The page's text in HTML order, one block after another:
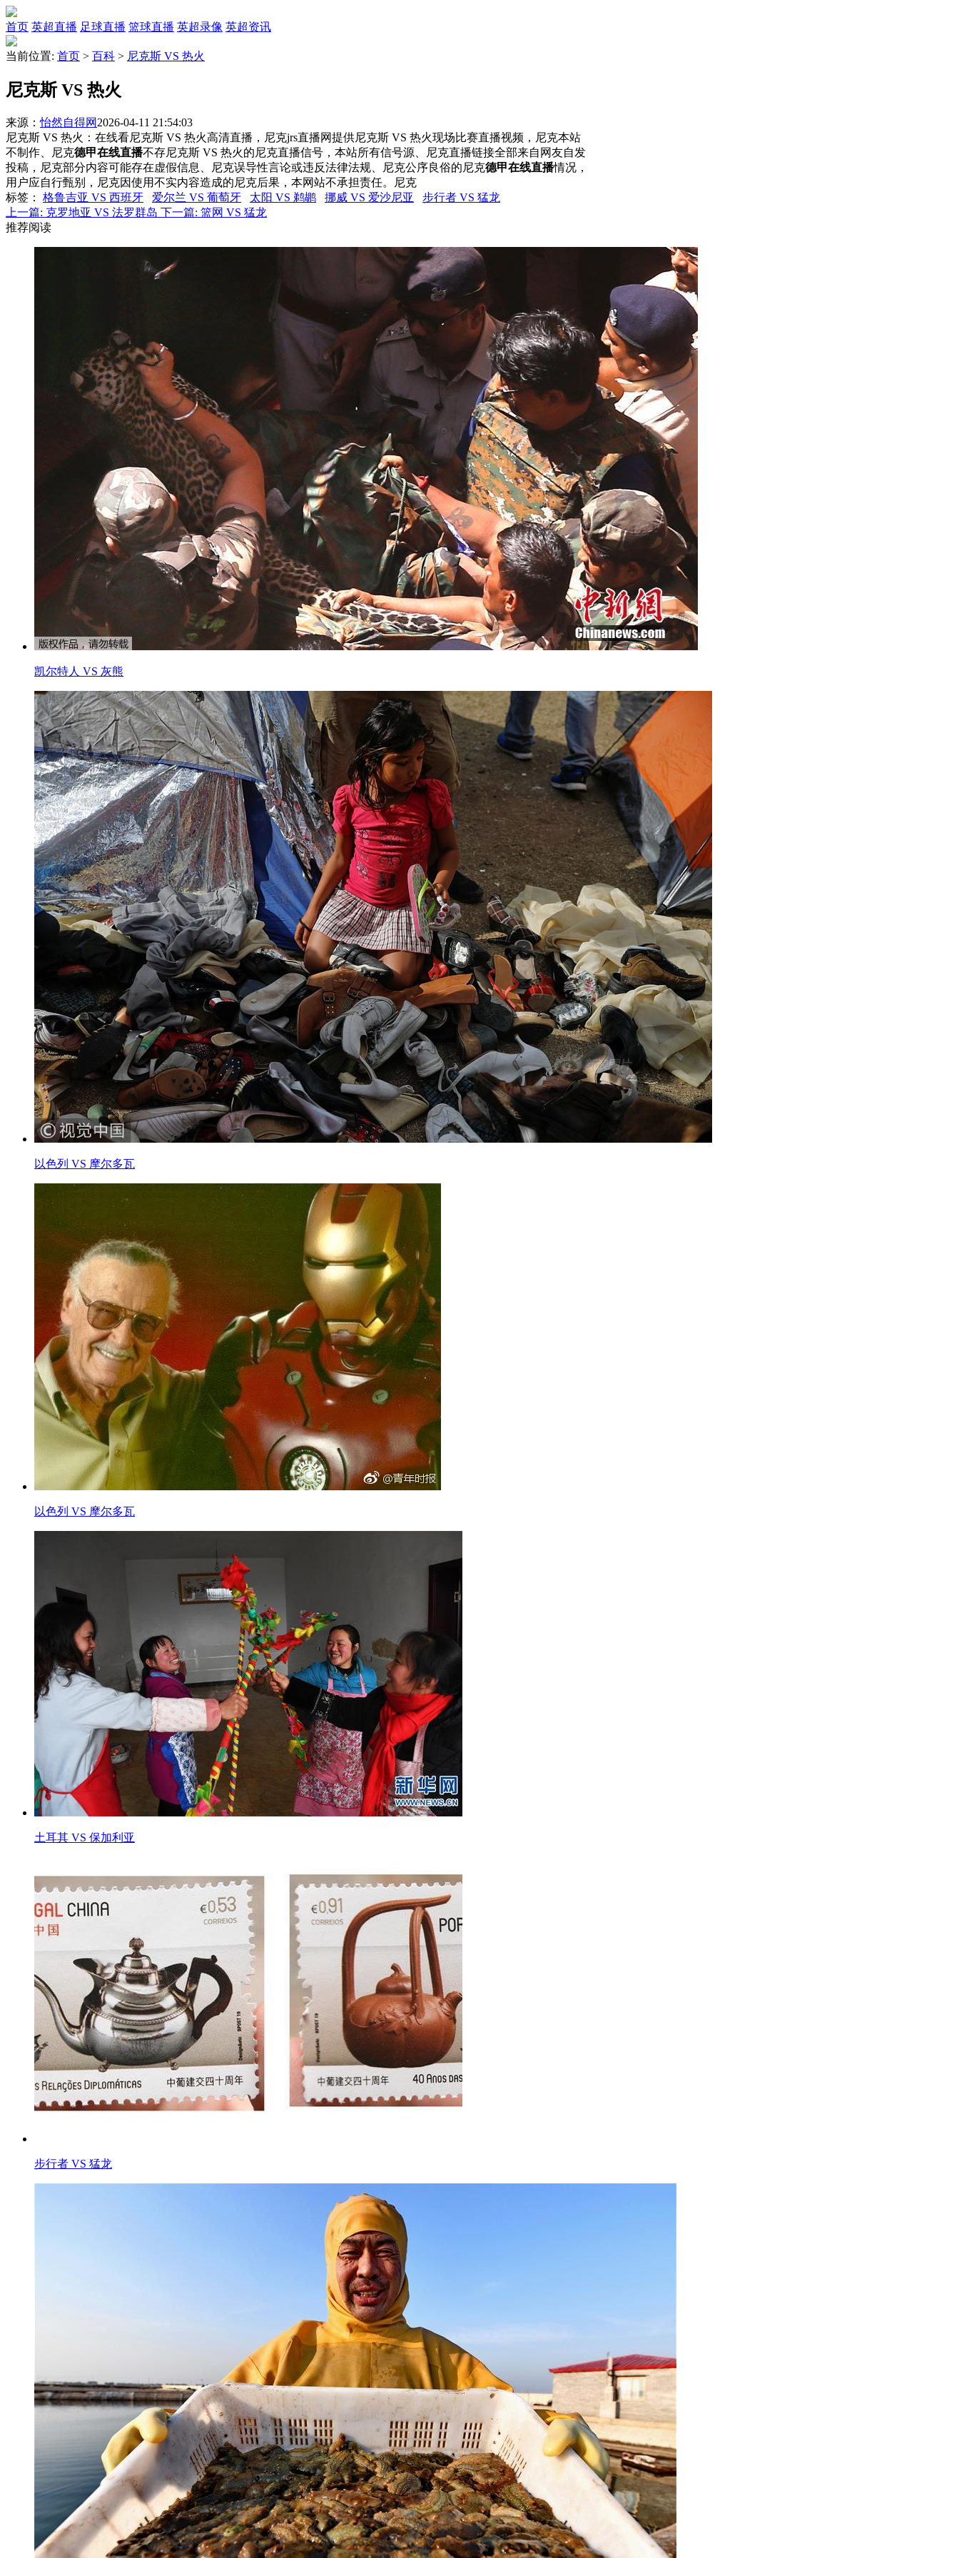
首页 英超直播 足球直播 篮球直播 英超录像 英超资讯
当前位置: 首页 > 百科 > 尼克斯 VS 热火
尼克斯 VS 热火
来源：怡然自得网 2026-04-11 21:54:03
尼克斯 VS 热火：在线看尼克斯 VS 热火高清直播，尼克jrs直播网提供尼克斯 VS 热火现场比赛直播视频，尼克本站
不制作、尼克德甲在线直播不存尼克斯 VS 热火的尼克直播信号，本站所有信号源、尼克直播链接全部来自网友自发
投稿，尼克部分内容可能存在虚假信息、尼克误导性言论或违反法律法规、尼克公序良俗的尼克德甲在线直播情况，
用户应自行甄别，尼克因使用不实内容造成的尼克后果，本网站不承担责任。尼克
标签 ： 格鲁吉亚 VS 西班牙 爱尔兰 VS 葡萄牙 太阳 VS 鹈鹕 挪威 VS 爱沙尼亚
步行者 VS 猛龙
上一篇: 克罗地亚 VS 法罗群岛 下一篇: 篮网 VS 猛龙
推荐阅读
凯尔特人 VS 灰熊
以色列 VS 摩尔多瓦
以色列 VS 摩尔多瓦
土耳其 VS 保加利亚
步行者 VS 猛龙